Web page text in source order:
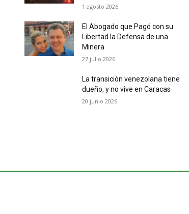
1 agosto 2026
El Abogado que Pagó con su
Libertad la Defensa de una
Minera
27 julio 2026
La transición venezolana tiene
dueño, y no vive en Caracas
20 junio 2026